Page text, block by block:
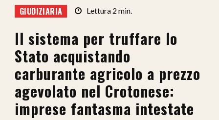
Cronaca
Giudiziaria
Politica
Sport
Attualità
GIUDIZIARIA Lettura 2 min.
Il sistema per truffare lo
Stato acquistando
carburante agricolo a prezzo
agevolato nel Crotonese:
imprese fantasma intestate